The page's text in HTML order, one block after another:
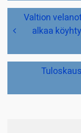
Artikkelien
selausValtion
alkaa